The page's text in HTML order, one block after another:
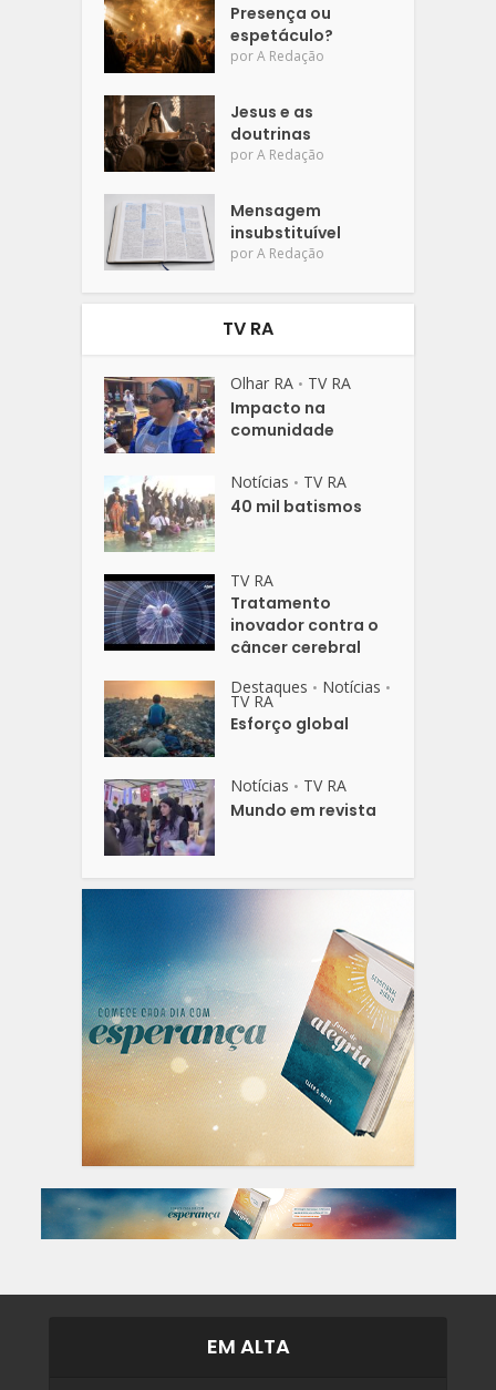
Presença ou
espetáculo?
porA Redação
Jesus e as
doutrinas
porA Redação
Mensagem
insubstituível
porA Redação
TV RA
Olhar RA • TV RA
Impacto na
comunidade
Notícias • TV RA
40 mil batismos
TV RA
Tratamento
inovador contra o
câncer cerebral
Destaques • Notícias •
TV RA
Esforço global
Notícias • TV RA
Mundo em revista
EM ALTA